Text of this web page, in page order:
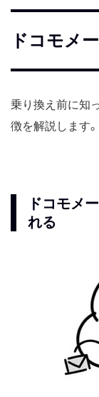
ドコモメ
乗り換え前に知
徴を解説します。
ドコモメ
れる